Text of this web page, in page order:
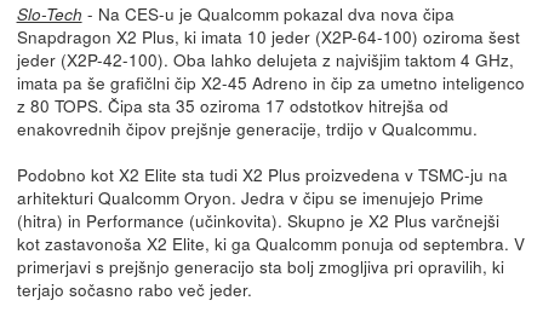
Slo-Tech - Na CES-u je Qualcomm pokazal dva nova čipa
Snapdragon X2 Plus, ki imata 10 jeder (X2P-64-100) oziroma šest
jeder (X2P-42-100). Oba lahko delujeta z najvišjim taktom 4 GHz,
imata pa še grafičlni čip X2-45 Adreno in čip za umetno inteligenco
z 80 TOPS. Čipa sta 35 oziroma 17 odstotkov hitrejša od
enakovrednih čipov prejšnje generacije, trdijo v Qualcommu.
Podobno kot X2 Elite sta tudi X2 Plus proizvedena v TSMC-ju na
arhitekturi Qualcomm Oryon. Jedra v čipu se imenujejo Prime
(hitra) in Performance (učinkovita). Skupno je X2 Plus varčnejši
kot zastavonoša X2 Elite, ki ga Qualcomm ponuja od septembra. V
primerjavi s prejšnjo generacijo sta bolj zmogljiva pri opravilih, ki
terjajo sočasno rabo več jeder.